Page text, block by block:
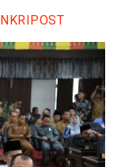
NKRIPOST